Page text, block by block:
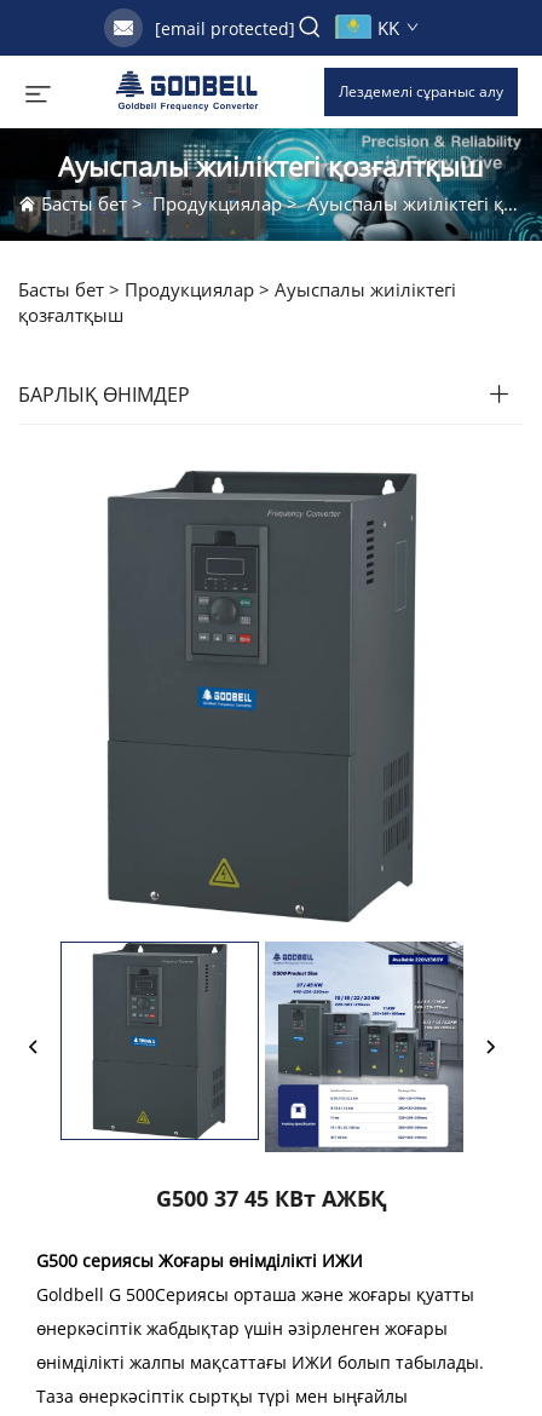
[email protected] KK
Лездемелі сұраныс алу
Ауыспалы жиіліктегі қозғалтқыш
Басты бет >Продукциялар>Ауыспалы жиіліктегі қозғалтқыш
Басты бет > Продукциялар > Ауыспалы жиіліктегі
қозғалтқыш
БАРЛЫҚ ӨНІМДЕР
G500 37 45 КВт АЖБҚ
G500 сериясы Жоғары өнімділікті ИЖИ
Goldbell G 500Сериясы орташа және жоғары қуатты
өнеркәсіптік жабдықтар үшін әзірленген жоғары
өнімділікті жалпы мақсаттағы ИЖИ болып табылады.
Таза өнеркәсіптік сыртқы түрі мен ыңғайлы